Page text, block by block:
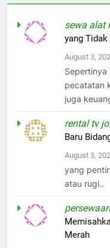
sewa alat
yang
August 3,
pecatatan
juga
rental tv
Baru
August 3,
yang
atau rugi..
Merah